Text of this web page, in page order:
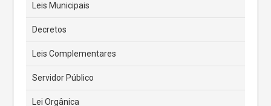
Leis Municipais
Decretos
Leis Complementares
Servidor Público
Lei Orgânica